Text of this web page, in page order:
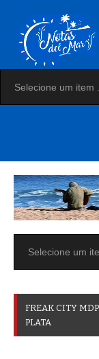
FREAK CITY MDP
PLATA